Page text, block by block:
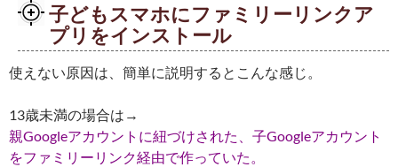
子どもスマホにファミリーリンクア
プリをインストール
使えない原因は、簡単に説明するとこんな感じ。
13歳未満の場合は→
親Googleアカウントに紐づけされた、子Googleアカウント
をファミリーリンク経由で作っていた。